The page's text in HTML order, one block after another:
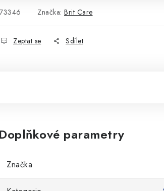
73346 Značka: Brit Care
Zeptat se Sdílet
Doplňkové parametry
Značka